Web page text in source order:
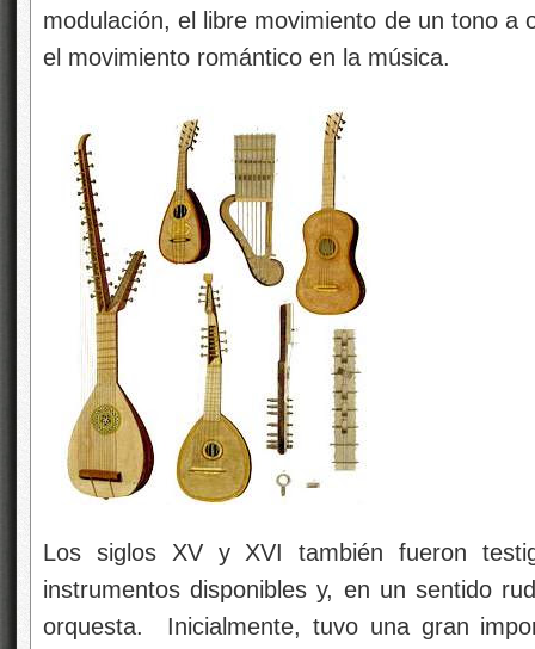
modulación, el libre movimiento de un tono a
el movimiento romántico en la música.
Los siglos XV y XVI también fueron
instrumentos disponibles y, en un sentido
orquesta. Inicialmente, tuvo una gran